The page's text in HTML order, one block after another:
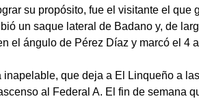
su propósito, fue el visitante el que
un saque lateral de Badano y, de
el ángulo de Pérez Díaz y marcó el 4
inapelable, que deja a El Linqueño a
al Federal A. El fin de semana